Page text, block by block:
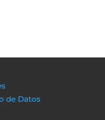
de Datos